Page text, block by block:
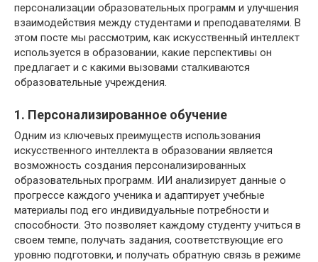
персонализации образовательных программ и улучшения
взаимодействия между студентами и преподавателями. В
этом посте мы рассмотрим, как искусственный интеллект
используется в образовании, какие перспективы он
предлагает и с какими вызовами сталкиваются
образовательные учреждения.
1. Персонализированное обучение
Одним из ключевых преимуществ использования
искусственного интеллекта в образовании является
возможность создания персонализированных
образовательных программ. ИИ анализирует данные о
прогрессе каждого ученика и адаптирует учебные
материалы под его индивидуальные потребности и
способности. Это позволяет каждому студенту учиться в
своем темпе, получать задания, соответствующие его
уровню подготовки, и получать обратную связь в режиме